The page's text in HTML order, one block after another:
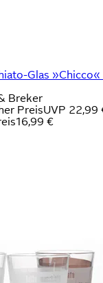
Glas
Breker
PreisUVP 22,99
16,99 €